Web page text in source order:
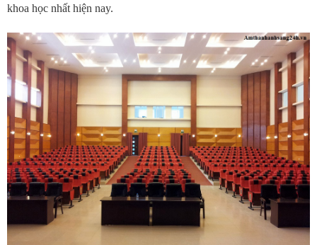
khoa học nhất hiện nay.